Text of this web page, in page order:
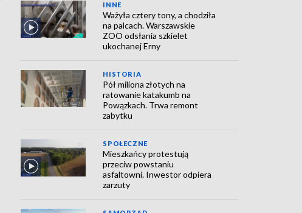
INNE
Ważyła cztery tony, a chodziła
na palcach. Warszawskie
ZOO odsłania szkielet
ukochanej Erny
HISTORIA
Pół miliona złotych na
ratowanie katakumb na
Powązkach. Trwa remont
zabytku
SPOŁECZNE
Mieszkańcy protestują
przeciw powstaniu
asfaltowni. Inwestor odpiera
zarzuty